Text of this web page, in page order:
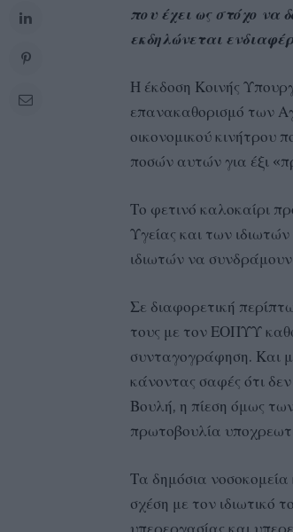
που έχει ως στόχο να
εκδηλώνεται
Η έκδοση Κοινής
επανακαθορισμό των
οικονομικού κινήτρου
ποσών αυτών για έξι
Το φετινό καλοκαίρι
Υγείας και των
ιδιωτών να συνδράμουν
Σε διαφορετική
τους με τον ΕΟΠΥΥ
συνταγογράφηση. Και
κάνοντας σαφές ότι
Βουλή, η πίεση όμως
πρωτοβουλία
Τα δημόσια
σχέση με τον ιδιωτικό